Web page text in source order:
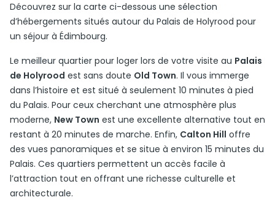
Découvrez sur la carte ci-dessous une sélection
d’hébergements situés autour du Palais de Holyrood pour
un séjour à Édimbourg.
Le meilleur quartier pour loger lors de votre visite au Palais
de Holyrood est sans doute Old Town. Il vous immerge
dans l’histoire et est situé à seulement 10 minutes à pied
du Palais. Pour ceux cherchant une atmosphère plus
moderne, New Town est une excellente alternative tout en
restant à 20 minutes de marche. Enfin, Calton Hill offre
des vues panoramiques et se situe à environ 15 minutes du
Palais. Ces quartiers permettent un accès facile à
l’attraction tout en offrant une richesse culturelle et
architecturale.